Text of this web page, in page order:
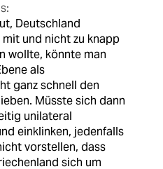
Deutschland
und nicht zu knapp
wollte, könnte man
als
ganz schnell den
Müsste sich dann
unilateral
einklinken, jedenfalls
vorstellen, dass
sich um